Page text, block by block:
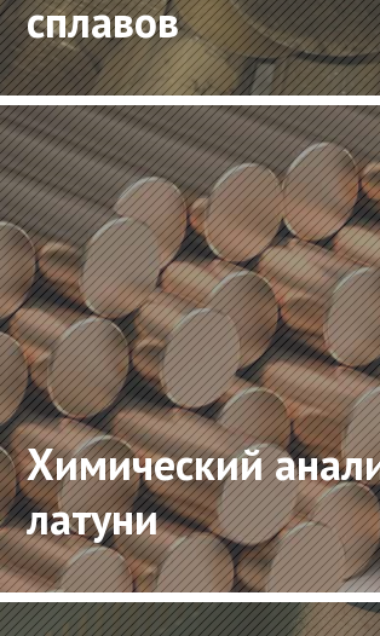
сплавов
Химический
латуни